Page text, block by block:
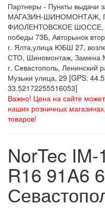
Партнеры - Пункты выдачи
МАГАЗИН-ШИНОМОНТАЖ,
ФИОЛЕНТОВСКОЕ ШОССЕ, 1/
победы 73Б, Авторынок
г. Ялта,улица ЮБШ 27,
СТО, Шиномонтаж, Замена
г. Севастополь, Ленинский
Музыки улица, 29 [GPS:
33.52172255516053]
Важно! Цена на сайте
наших розничных
товаров!
NorTec
R16 91A6